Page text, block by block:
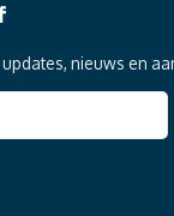
nieuws en